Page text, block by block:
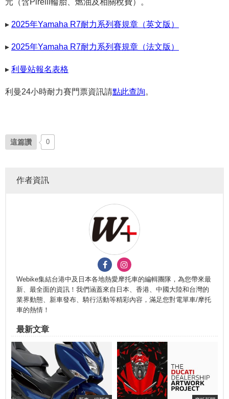
▸ 2025年Yamaha R7耐力系列賽規章（英文版）
▸ 2025年Yamaha R7耐力系列賽規章（法文版）
▸ 利曼站報名表格
利曼24小時耐力賽門票資訊請點此查詢
這篇讚 0
作者資訊
Webike集結台港中及日本各地熱愛摩托車的編輯團隊，為您帶來最
新、最全面的資訊！我們涵蓋來自日本、香港、中國大陸和台灣的
業界動態、新車發布、騎行活動等精彩內容，滿足您對電單車/摩托
車的熱情！
最新文章